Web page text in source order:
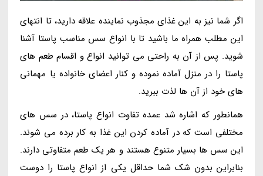
اگر شما نیز به این غذای مجذوب نماینده علاقه دارید، تا انتهای
این مطلب همراه ما باشید تا با انواع سس مناسب پاستا آشنا
شوید. پس از آن به راحتی می توانید انواع و اقسام طعم های
پاستا را در منزل آماده نموده و کنار اعضای خانواده یا مهمانی
های خود از آن ها لذت ببرید.
همانطور که اشاره شد عمده تفاوت انواع پاستا، در سس های
مختلفی است که در آماده کردن این غذا به کار برده می شوند.
این سس ها بسیار متنوع هستند و هر یک طعم متفاوتی دارند.
بنابراین بدون شک شما حداقل یکی از انواع پاستا را دوست